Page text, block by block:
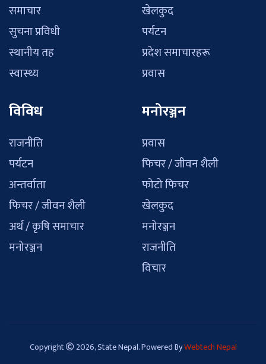
समाचार
सुचना प्रविधी
स्थानीय तह
स्वास्थ्य
खेलकुद
पर्यटन
प्रदेश समाचारहरू
प्रवास
विविध
राजनीति
पर्यटन
अन्तर्वाता
फिचर / जीवन शैली
अर्थ / कृषि समाचार
मनोरञ्जन
मनोरञ्जन
प्रवास
फिचर / जीवन शैली
फोटो फिचर
खेलकुद
मनोरञ्जन
राजनीति
विचार
Copyright 2026, State Nepal. Powered ByWebtech Nepal